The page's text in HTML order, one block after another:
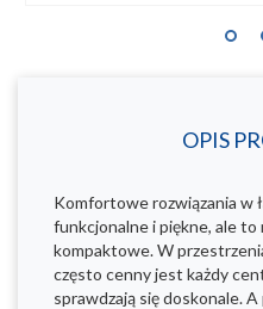
OPIS
Komfortowe rozwiązania w
funkcjonalne i piękne, ale to
kompaktowe. W
często cenny jest każdy
sprawdzają się doskonale.